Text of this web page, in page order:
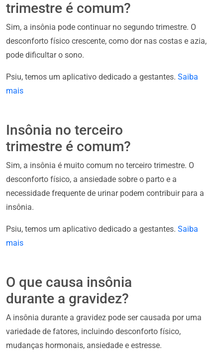
trimestre é comum?
Sim, a insônia pode continuar no segundo trimestre. O
desconforto físico crescente, como dor nas costas e azia,
pode dificultar o sono.
Psiu, temos um aplicativo dedicado a gestantes. Saiba
mais
Insônia no terceiro
trimestre é comum?
Sim, a insônia é muito comum no terceiro trimestre. O
desconforto físico, a ansiedade sobre o parto e a
necessidade frequente de urinar podem contribuir para a
insônia.
Psiu, temos um aplicativo dedicado a gestantes. Saiba
mais
O que causa insônia
durante a gravidez?
A insônia durante a gravidez pode ser causada por uma
variedade de fatores, incluindo desconforto físico,
mudanças hormonais, ansiedade e estresse.